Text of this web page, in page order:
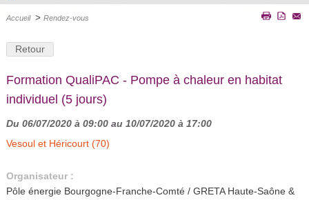
Accueil > Rendez-vous
Retour
Formation QualiPAC - Pompe à chaleur en habitat
individuel (5 jours)
Du 06/07/2020 à 09:00 au 10/07/2020 à 17:00
Vesoul et Héricourt (70)
Organisateur :
Pôle énergie Bourgogne-Franche-Comté / GRETA Haute-Saône &